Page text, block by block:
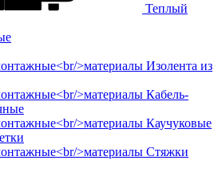
Теплый
Изолента из
Кабель-
Каучуковые
Стяжки